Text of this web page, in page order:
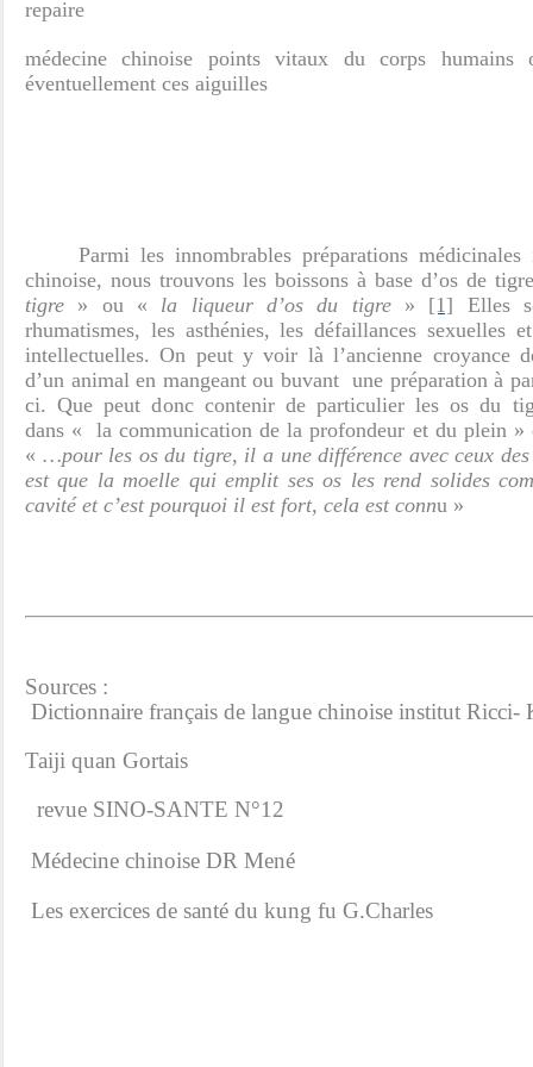
repaire
médecine chinoise points vitaux du corps humains
éventuellement ces aiguilles
Parmi les innombrables préparations médicinales
chinoise, nous trouvons les boissons à base d’os de
tigre » ou « la liqueur d’os du tigre» [1]
Elles
rhumatismes, les asthénies, les défaillances sexuelles
intellectuelles. On peut y voir là l’ancienne croyance
d’un animal en mangeant ou buvant une préparation à
ci. Que peut donc contenir de particulier les os du
dans « la communication de la profondeur et du plein »
« …pour les os du tigre, il a une différence avec ceux
est que la moelle qui emplit ses os les rend solides
cavité et c’est pourquoi il est fort, cela est connu »
Sources :
Dictionnaire français de langue chinoise institut Ricci-
Taiji quan Gortais
revue SINO-SANTE N°12
Médecine chinoise DR Mené
Les exercices de santé du kung fu G.Charles